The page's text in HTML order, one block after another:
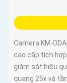
Camera KM-
cao cấp tích
giám sát hiệu
quang 25x và